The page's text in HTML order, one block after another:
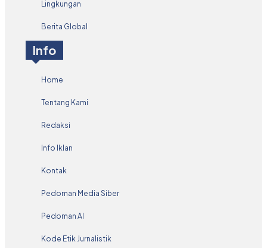
Lingkungan
Berita Global
Info
Home
Tentang Kami
Redaksi
Info Iklan
Kontak
Pedoman Media Siber
Pedoman AI
Kode Etik Jurnalistik